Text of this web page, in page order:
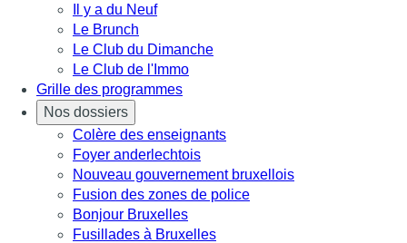
Il y a du Neuf
Le Brunch
Le Club du Dimanche
Le Club de l'Immo
Grille des programmes
Nos dossiers
Colère des enseignants
Foyer anderlechtois
Nouveau gouvernement bruxellois
Fusion des zones de police
Bonjour Bruxelles
Fusillades à Bruxelles